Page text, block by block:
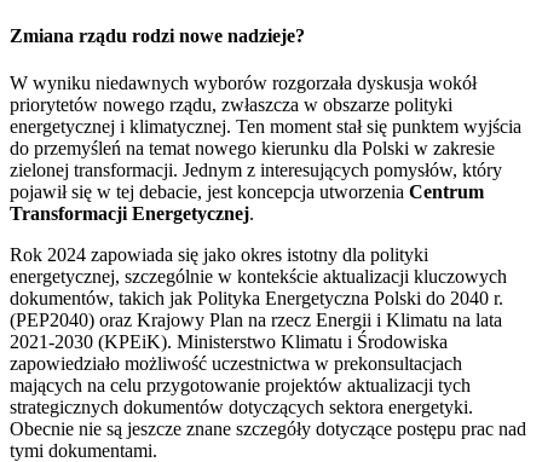
Zmiana rządu rodzi nowe nadzieje?
W wyniku niedawnych wyborów rozgorzała dyskusja wokół
priorytetów nowego rządu, zwłaszcza w obszarze polityki
energetycznej i klimatycznej. Ten moment stał się punktem wyjścia
do przemyśleń na temat nowego kierunku dla Polski w zakresie
zielonej transformacji. Jednym z interesujących pomysłów, który
pojawił się w tej debacie, jest koncepcja utworzenia Centrum
Transformacji Energetycznej.
Rok 2024 zapowiada się jako okres istotny dla polityki
energetycznej, szczególnie w kontekście aktualizacji kluczowych
dokumentów, takich jak Polityka Energetyczna Polski do 2040 r.
(PEP2040) oraz Krajowy Plan na rzecz Energii i Klimatu na lata
2021-2030 (KPEiK). Ministerstwo Klimatu i Środowiska
zapowiedziało możliwość uczestnictwa w prekonsultacjach
mających na celu przygotowanie projektów aktualizacji tych
strategicznych dokumentów dotyczących sektora energetyki.
Obecnie nie są jeszcze znane szczegóły dotyczące postępu prac nad
tymi dokumentami.